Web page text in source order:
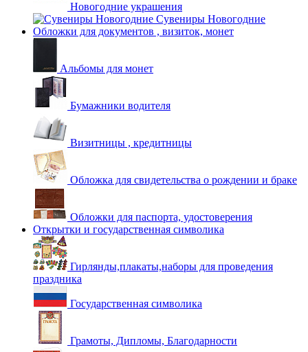
Новогодние украшения
Сувениры Новогодние
Обложки для документов , визиток, монет
Альбомы для монет
Бумажники водителя
Визитницы , кредитницы
Обложка для свидетельства о рождении и браке
Обложки для паспорта, удостоверения
Открытки и государственная символика
Гирлянды,плакаты,наборы для проведения
праздника
Государственная символика
Грамоты, Дипломы, Благодарности